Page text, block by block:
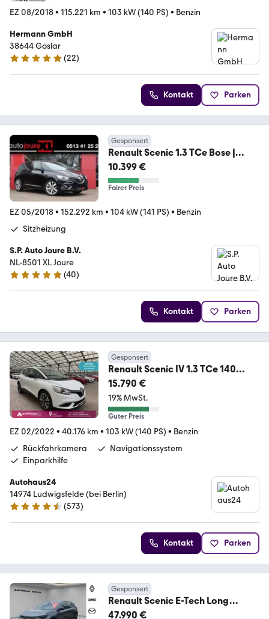
EZ 08/2018• 115.221 km • 103 kW (140 PS) • Benzin
Hermann GmbH
38644 Goslar
5 Sterne
(22)
Kontakt Parken
Gesponsert
Renault Scenic 1.3 TCe Bose |
Camera | Navigatie | Cruis
10.399 €
Fairer Preis
EZ 05/2018• 152.292 km • 104 kW (141 PS) • Benzin
Sitzheizung
S.P. Auto Joure B.V.
NL-8501 XL Joure
4.8 Sterne
(40)
Kontakt Parken
Gesponsert
Renault Scenic IV 1.3 TCe 140
Business Edition|Navi|PDC
15.790 €
19% MwSt.
Guter Preis
EZ 02/2022 • 40.176 km • 103 kW (140 PS) • Benzin
Rückfahrkamera
Navigationssystem
Einparkhilfe
Autohaus24
14974 Ludwigsfelde (bei Berlin)
4.3 Sterne
(573)
Kontakt Parken
Gesponsert
Renault Scenic E-Tech Long
Range Techno 360° LHZ SHZ PDC
47.990 €